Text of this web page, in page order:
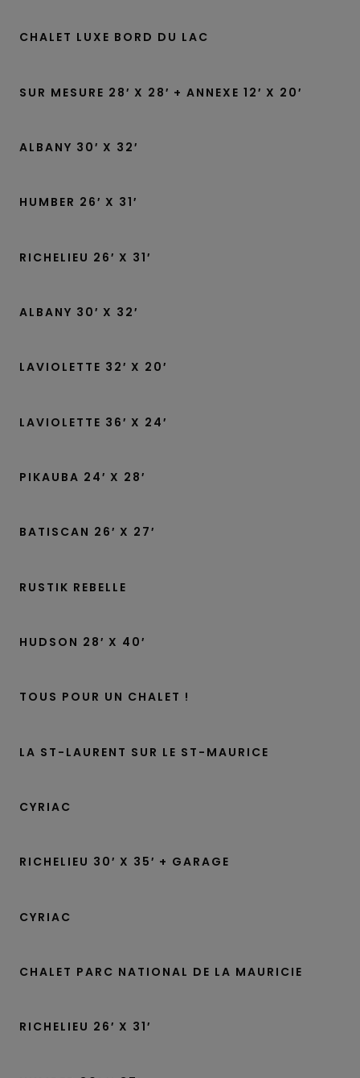
CHALET LUXE BORD DU LAC
SUR MESURE 28′ X 28′ + ANNEXE 12′ X 20′
ALBANY 30′ X 32′
HUMBER 26′ X 31′
RICHELIEU 26′ X 31′
ALBANY 30′ X 32′
LAVIOLETTE 32′ X 20′
LAVIOLETTE 36′ X 24′
PIKAUBA 24′ X 28′
BATISCAN 26′ X 27′
RUSTIK REBELLE
HUDSON 28′ X 40′
TOUS POUR UN CHALET !
LA ST-LAURENT SUR LE ST-MAURICE
CYRIAC
RICHELIEU 30′ X 35′ + GARAGE
CYRIAC
CHALET PARC NATIONAL DE LA MAURICIE
RICHELIEU 26′ X 31′